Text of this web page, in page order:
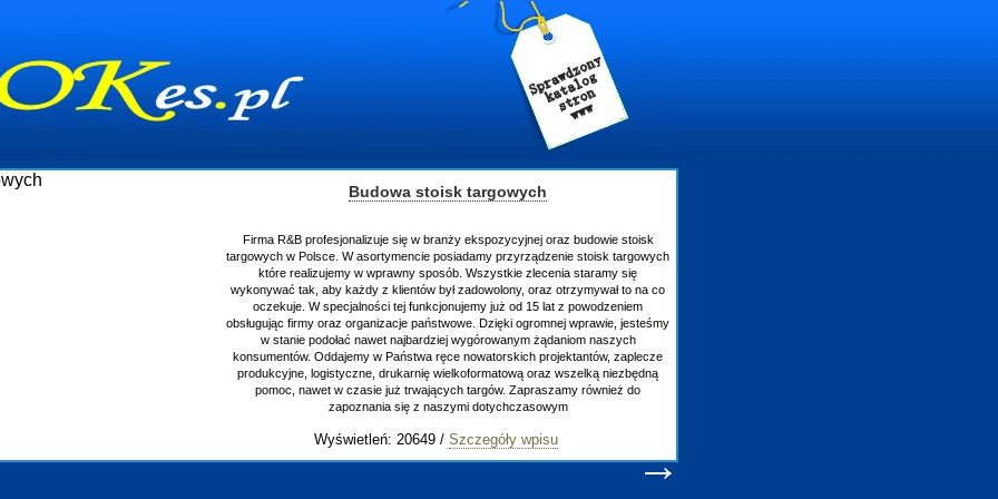
Budowa stoisk targowych
Firma R&B profesjonalizuje się w branży ekspozycyjnej oraz budowie stoisk
targowych w Polsce. W asortymencie posiadamy przyrządzenie stoisk targowych
które realizujemy w wprawny sposób. Wszystkie zlecenia staramy się
wykonywać tak, aby każdy z klientów był zadowolony, oraz otrzymywał to na co
oczekuje. W specjalności tej funkcjonujemy już od 15 lat z powodzeniem
obsługując firmy oraz organizacje państwowe. Dzięki ogromnej wprawie, jesteśmy
w stanie podołać nawet najbardziej wygórowanym żądaniom naszych
konsumentów. Oddajemy w Państwa ręce nowatorskich projektantów, zaplecze
produkcyjne, logistyczne, drukarnię wielkoformatową oraz wszelką niezbędną
pomoc, nawet w czasie już trwających targów. Zapraszamy również do
zapoznania się z naszymi dotychczasowym
Wyświetleń: 20649 / Szczegóły wpisu
→